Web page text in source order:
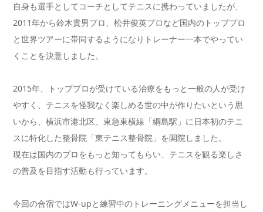
自身も選手としてコーチとしてテニスに携わっていましたが、
2011年から鈴木貴男プロ、松井俊英プロなど国内のトッププロ
と世界ツアーに帯同するようになりトレーナー一本でやってい
くことを決意しました。
2015年、トッププロが受けている治療をもっと一般の人が受け
やすく、テニスを怪我なく楽しめる世の中が作りたいという思
いから、横浜市港北区、東急東横線「綱島駅」に日本初のテニ
スに特化した整骨院「東テニス整骨院」を開院しました。
現在は国内のプロをもっと知ってもらい、テニスを観る楽しさ
の普及を目指す活動も行っています。
今回の合宿ではW-upと練習中のトレーニングメニューを担当し